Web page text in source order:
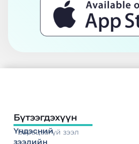
Үндэсний
зээлийн
Бүтээгдэхүүн
Барьцаагүй зээл